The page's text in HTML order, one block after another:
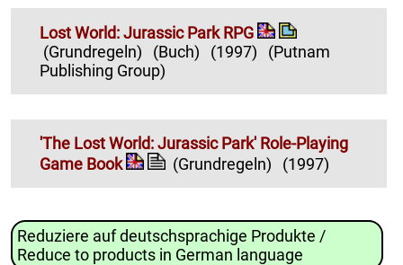
Lost World: Jurassic Park RPG
(Grundregeln)
(Buch) (1997)
(Putnam
Publishing Group)
'The Lost World: Jurassic Park' Role-Playing
Game Book
(Grundregeln) (1997)
Reduziere auf deutschsprachige Produkte /
Reduce to products in German language